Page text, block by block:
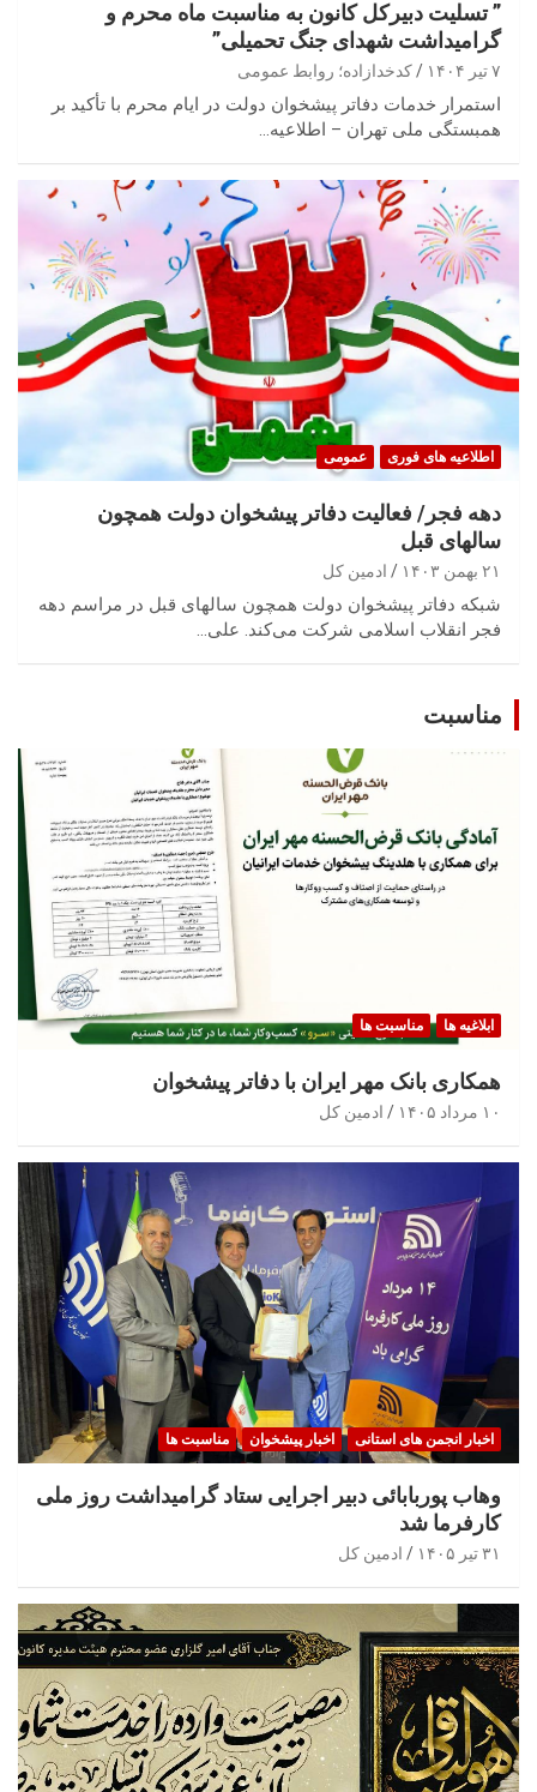
” تسلیت دبیرکل کانون به مناسبت ماه محرم و
گرامیداشت شهدای جنگ تحمیلی”
۷ تیر ۱۴۰۴ کدخدازاده؛ روابط عمومی
استمرار خدمات دفاتر پیشخوان دولت در ایام محرم با تأکید بر
همبستگی ملی تهران – اطلاعیه…
اطلاعیه های فوری عمومی
دهه فجر/ فعالیت دفاتر پیشخوان دولت همچون
سالهای قبل
۲۱ بهمن ۱۴۰۳ ادمین کل
شبکه دفاتر پیشخوان دولت همچون سالهای قبل در مراسم دهه
فجر انقلاب اسلامی شرکت می‌کند. علی…
مناسبت
ابلاغیه ها مناسبت ها
همکاری بانک مهر ایران با دفاتر پیشخوان
۱۰ مرداد ۱۴۰۵ ادمین کل
اخبار انجمن های استانی اخبار پیشخوان مناسبت ها
وهاب پوربابائی دبیر اجرایی ستاد گرامیداشت روز ملی
کارفرما شد
۳۱ تیر ۱۴۰۵ ادمین کل